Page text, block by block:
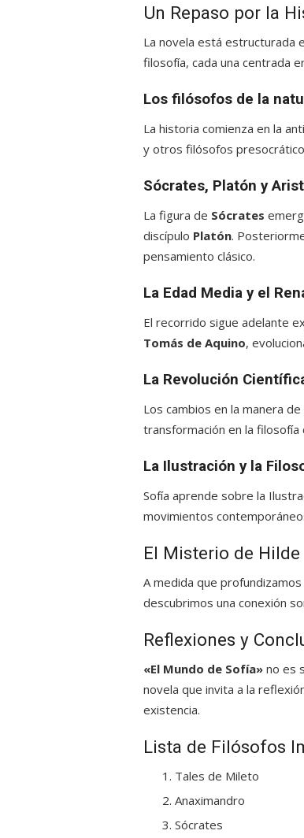
Un Repaso por la
La novela está estructurada
filosofía, cada una centrada
Los filósofos de la
La historia comienza en la
y otros filósofos
Sócrates, Platón y
La figura de Sócrates
discípulo Platón.
pensamiento clásico.
La Edad Media y el
El recorrido sigue adelante
Tomás de Aquino,
La Revolución
Los cambios en la manera
transformación en la filosofía
La Ilustración y la
Sofía aprende sobre la
movimientos
El Misterio de Hilde
A medida que
descubrimos una conexión
Reflexiones y
«El Mundo de Sofía» no es
novela que invita a la
existencia.
Lista de Filósofos
Tales de Mileto
Anaximandro
Sócrates